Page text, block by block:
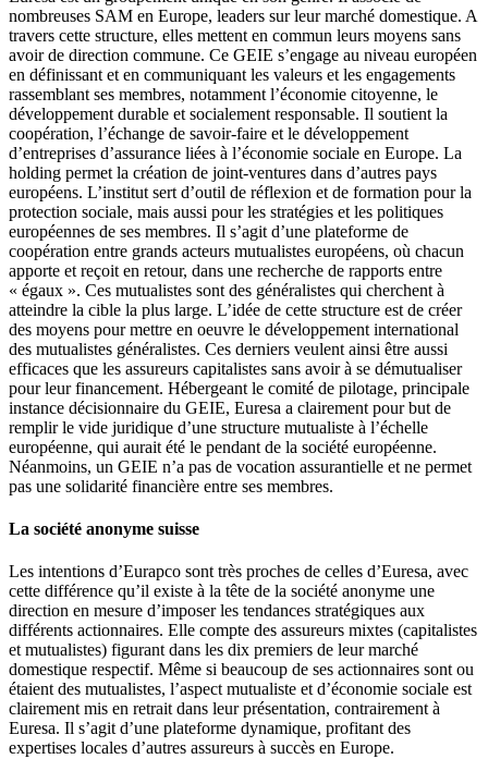
nombreuses SAM en Europe, leaders sur leur marché domestique. A
travers cette structure, elles mettent en commun leurs moyens sans
avoir de direction commune. Ce GEIE s’engage au niveau européen
en définissant et en communiquant les valeurs et les engagements
rassemblant ses membres, notamment l’économie citoyenne, le
développement durable et socialement responsable. Il soutient la
coopération, l’échange de savoir-faire et le développement
d’entreprises d’assurance liées à l’économie sociale en Europe. La
holding permet la création de joint-ventures dans d’autres pays
européens. L’institut sert d’outil de réflexion et de formation pour la
protection sociale, mais aussi pour les stratégies et les politiques
européennes de ses membres. Il s’agit d’une plateforme de
coopération entre grands acteurs mutualistes européens, où chacun
apporte et reçoit en retour, dans une recherche de rapports entre
« égaux ». Ces mutualistes sont des généralistes qui cherchent à
atteindre la cible la plus large. L’idée de cette structure est de créer
des moyens pour mettre en oeuvre le développement international
des mutualistes généralistes. Ces derniers veulent ainsi être aussi
efficaces que les assureurs capitalistes sans avoir à se démutualiser
pour leur financement. Hébergeant le comité de pilotage, principale
instance décisionnaire du GEIE, Euresa a clairement pour but de
remplir le vide juridique d’une structure mutualiste à l’échelle
européenne, qui aurait été le pendant de la société européenne.
Néanmoins, un GEIE n’a pas de vocation assurantielle et ne permet
pas une solidarité financière entre ses membres.
La société anonyme suisse
Les intentions d’Eurapco sont très proches de celles d’Euresa, avec
cette différence qu’il existe à la tête de la société anonyme une
direction en mesure d’imposer les tendances stratégiques aux
différents actionnaires. Elle compte des assureurs mixtes (capitalistes
et mutualistes) figurant dans les dix premiers de leur marché
domestique respectif. Même si beaucoup de ses actionnaires sont ou
étaient des mutualistes, l’aspect mutualiste et d’économie sociale est
clairement mis en retrait dans leur présentation, contrairement à
Euresa. Il s’agit d’une plateforme dynamique, profitant des
expertises locales d’autres assureurs à succès en Europe.